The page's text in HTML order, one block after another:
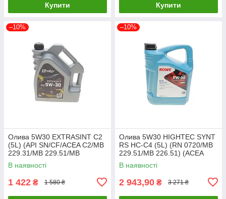
Купити Купити
–10%
Олива 5W30 EXTRASINT C2
(5L) (API SN/CF/ACEA C2/MB
229.31/MB 229.51/MB
229.52/MB 226.5/BMW LL-04)
504020 UA61
В наявності
1 422 ₴ 1 580 ₴
–10%
Олива 5W30 HIGHTEC SYNT
RS HC-C4 (5L) (RN 0720/MB
229.51/MB 226.51) (ACEA
C3,C4) ROWE 20121-0050-99
UA61
В наявності
2 943,90 ₴ 3 271 ₴